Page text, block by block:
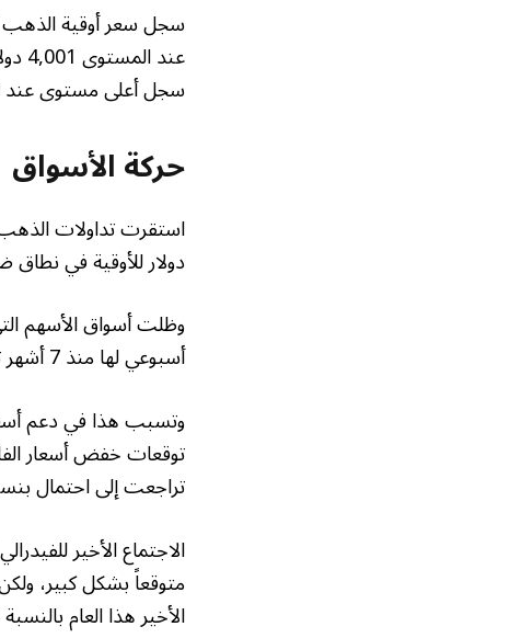
سجل أعلى مستوى عند 4,030 دولاراً للأوقية وأدنى مستوى عند 3928 دولاراً للأوقية.
حركة الأسواق
دولار للأوقية في
وظلت أسواق الأسهم
أسبوعي لها منذ 7 أشهر تقريباً، حيث يساور المستثمرين قلق بشأن استدامة ارتفاع أسهم الذكاء الاصطناعي.
وتسبب هذا في دعم
توقعات خفض أسعار
تراجعت إلى احتمال بنسبة 66% حالياً بعد أن كانت تتخطى 90% قبل اجتماع
متوقعاً بشكل كبير،
الأخير هذا العام